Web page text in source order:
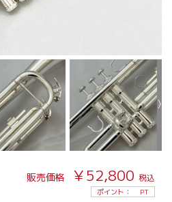
販売価格 ￥52,800 税込
ポイント：
PT